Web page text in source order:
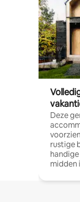
Deze
rustige
midden